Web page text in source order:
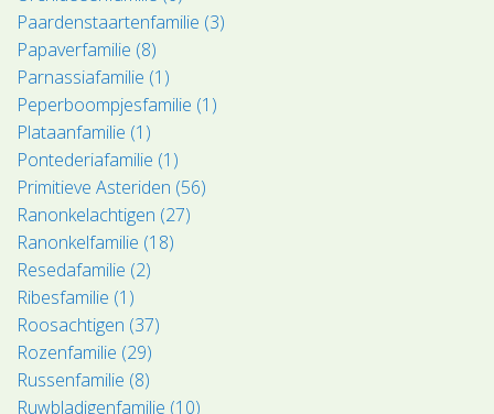
Paardenstaartenfamilie (3)
Papaverfamilie (8)
Parnassiafamilie (1)
Peperboompjesfamilie (1)
Plataanfamilie (1)
Pontederiafamilie (1)
Primitieve Asteriden (56)
Ranonkelachtigen (27)
Ranonkelfamilie (18)
Resedafamilie (2)
Ribesfamilie (1)
Roosachtigen (37)
Rozenfamilie (29)
Russenfamilie (8)
Ruwbladigenfamilie (10)